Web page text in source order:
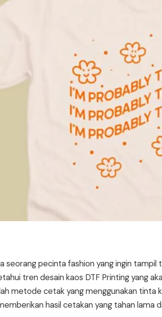
seorang pecinta fashion yang ingin tampil
tren desain kaos DTF Printing yang
metode cetak yang menggunakan tinta
hasil cetakan yang tahan lama